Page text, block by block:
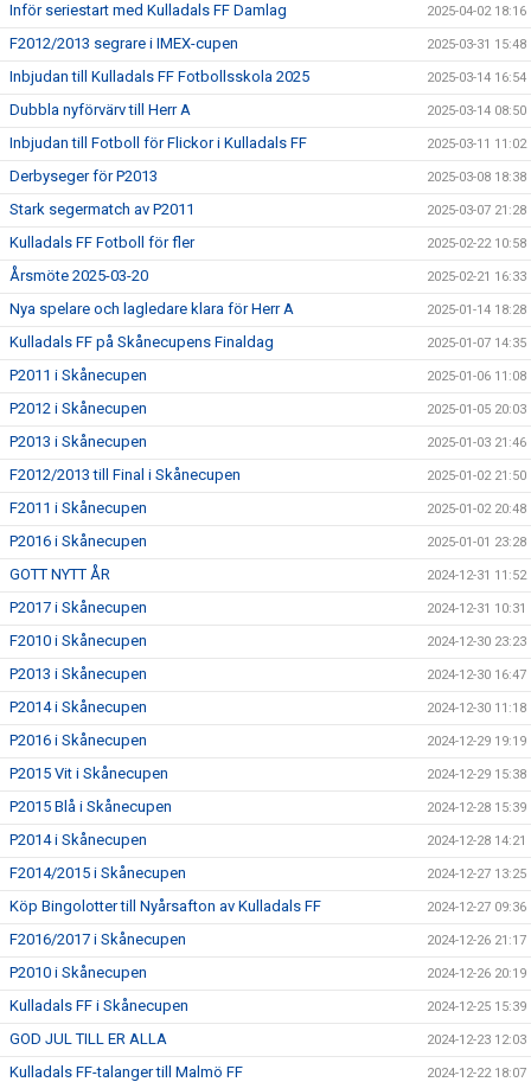
Inför seriestart med Kulladals FF Damlag 2025-04-02 18:16
F2012/2013 segrare i IMEX-cupen 2025-03-31 15:48
Inbjudan till Kulladals FF Fotbollsskola 2025 2025-03-14 16:54
Dubbla nyförvärv till Herr A 2025-03-14 08:50
Inbjudan till Fotboll för Flickor i Kulladals FF 2025-03-11 11:02
Derbyseger för P2013 2025-03-08 18:38
Stark segermatch av P2011 2025-03-07 21:28
Kulladals FF Fotboll för fler 2025-02-22 10:58
Årsmöte 2025-03-20 2025-02-21 16:33
Nya spelare och lagledare klara för Herr A 2025-01-14 18:28
Kulladals FF på Skånecupens Finaldag 2025-01-07 14:35
P2011 i Skånecupen 2025-01-06 11:08
P2012 i Skånecupen 2025-01-05 20:03
P2013 i Skånecupen 2025-01-03 21:46
F2012/2013 till Final i Skånecupen 2025-01-02 21:50
F2011 i Skånecupen 2025-01-02 20:48
P2016 i Skånecupen 2025-01-01 23:28
GOTT NYTT ÅR 2024-12-31 11:52
P2017 i Skånecupen 2024-12-31 10:31
F2010 i Skånecupen 2024-12-30 23:23
P2013 i Skånecupen 2024-12-30 16:47
P2014 i Skånecupen 2024-12-30 11:18
P2016 i Skånecupen 2024-12-29 19:19
P2015 Vit i Skånecupen 2024-12-29 15:38
P2015 Blå i Skånecupen 2024-12-28 15:39
P2014 i Skånecupen 2024-12-28 14:21
F2014/2015 i Skånecupen 2024-12-27 13:25
Köp Bingolotter till Nyårsafton av Kulladals FF 2024-12-27 09:36
F2016/2017 i Skånecupen 2024-12-26 21:17
P2010 i Skånecupen 2024-12-26 20:19
Kulladals FF i Skånecupen 2024-12-25 15:39
GOD JUL TILL ER ALLA 2024-12-23 12:03
Kulladals FF-talanger till Malmö FF 2024-12-22 18:07